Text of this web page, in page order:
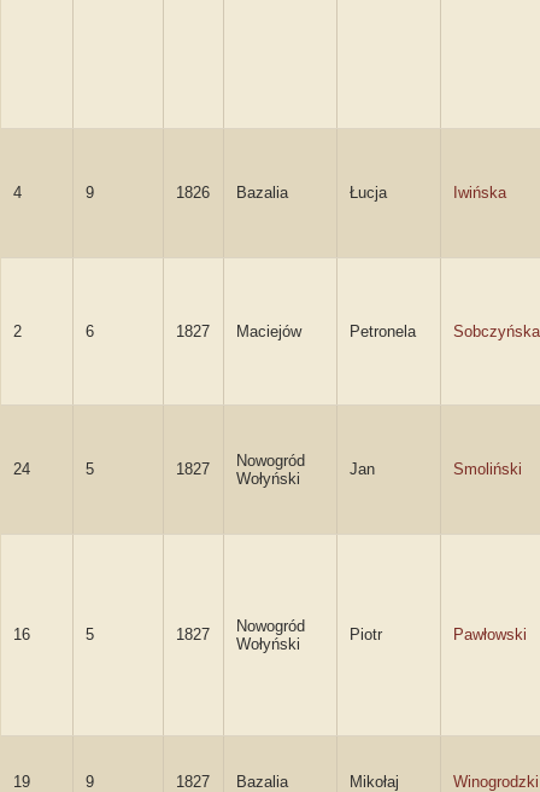
4 9 1826 Bazalia Łucja Iwińska
2 6 1827 Maciejów Petronela Sobczyńska
24 5 1827
Nowogród
Wołyński
Jan Smoliński
16 5 1827
Nowogród
Wołyński
Piotr Pawłowski
19 9 1827 Bazalia Mikołaj Winogrodzki